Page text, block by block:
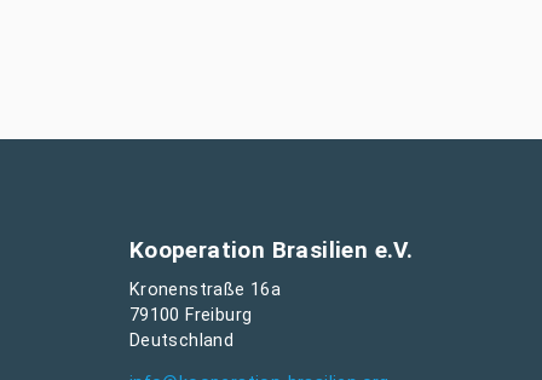
Kooperation Brasilien e.V.
Kronenstraße 16a
79100 Freiburg
Deutschland